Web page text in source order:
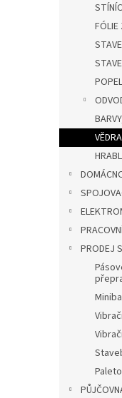
FÓLIE
PRODEJ